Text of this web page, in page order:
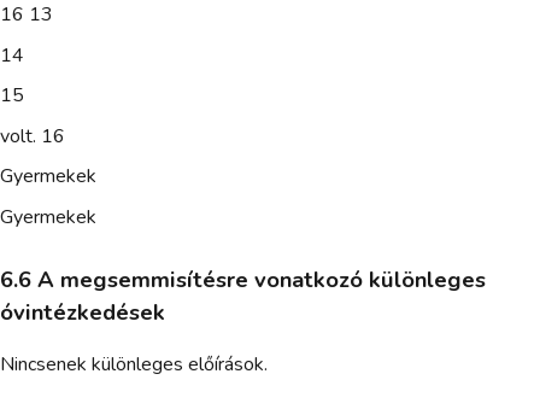
16 13
14
15
volt. 16
Gyermekek
Gyermekek
6.6 A megsemmisítésre vonatkozó különleges
óvintézkedések
Nincsenek különleges előírások.